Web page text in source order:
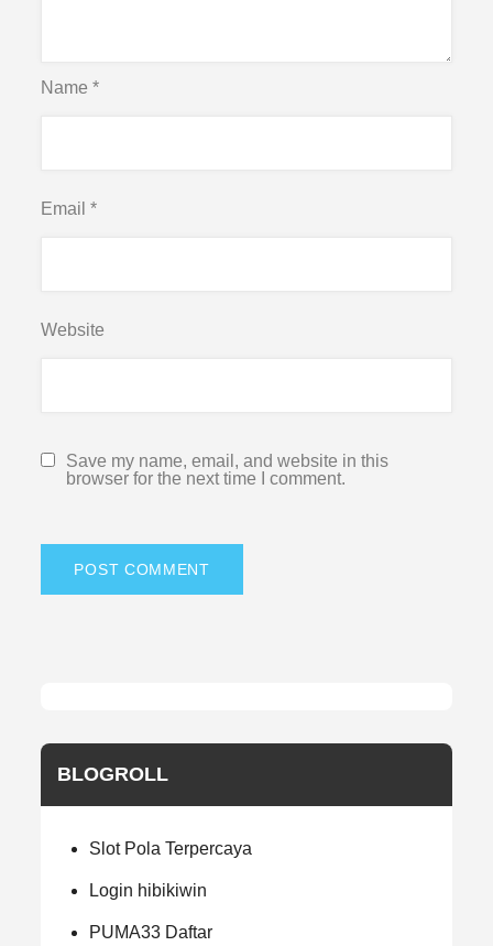
Name*
Email*
Website
Save my name, email, and website in this
browser for the next time I comment.
BLOGROLL
Slot Pola Terpercaya
Login hibikiwin
PUMA33 Daftar